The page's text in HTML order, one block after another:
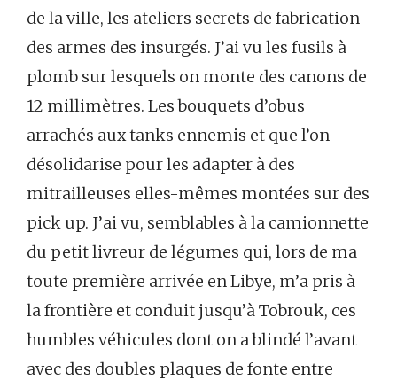
de la ville, les ateliers secrets de fabrication
des armes des insurgés. J’ai vu les fusils à
plomb sur lesquels on monte des canons de
12 millimètres. Les bouquets d’obus
arrachés aux tanks ennemis et que l’on
désolidarise pour les adapter à des
mitrailleuses elles-mêmes montées sur des
pick up. J’ai vu, semblables à la camionnette
du petit livreur de légumes qui, lors de ma
toute première arrivée en Libye, m’a pris à
la frontière et conduit jusqu’à Tobrouk, ces
humbles véhicules dont on a blindé l’avant
avec des doubles plaques de fonte entre